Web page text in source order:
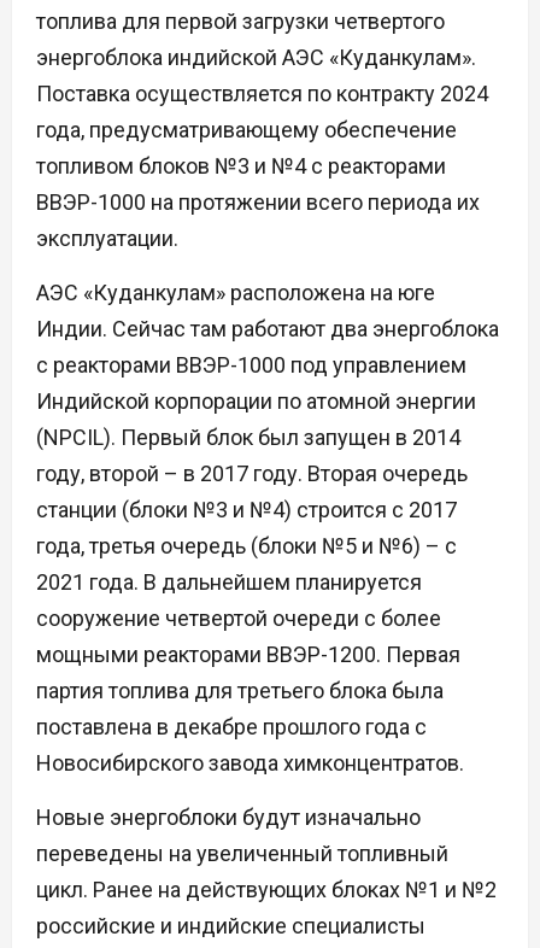
топлива для первой загрузки четвертого
энергоблока индийской АЭС «Куданкулам».
Поставка осуществляется по контракту 2024
года, предусматривающему обеспечение
топливом блоков №3 и №4 с реакторами
ВВЭР-1000 на протяжении всего периода их
эксплуатации.
АЭС «Куданкулам» расположена на юге
Индии. Сейчас там работают два энергоблока
с реакторами ВВЭР-1000 под управлением
Индийской корпорации по атомной энергии
(NPCIL). Первый блок был запущен в 2014
году, второй – в 2017 году. Вторая очередь
станции (блоки №3 и №4) строится с 2017
года, третья очередь (блоки №5 и №6) – с
2021 года. В дальнейшем планируется
сооружение четвертой очереди с более
мощными реакторами ВВЭР-1200. Первая
партия топлива для третьего блока была
поставлена в декабре прошлого года с
Новосибирского завода химконцентратов.
Новые энергоблоки будут изначально
переведены на увеличенный топливный
цикл. Ранее на действующих блоках №1 и №2
российские и индийские специалисты